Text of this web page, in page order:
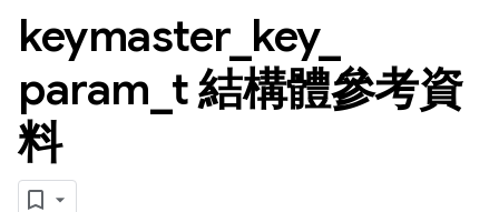
keymaster_ key_
param t 結構體參考資
料